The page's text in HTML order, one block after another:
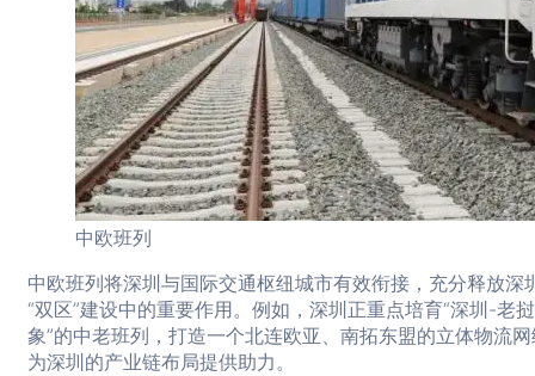
中欧班列
中欧班列将深圳与国际交通枢纽城市有效衔接，充分释放深
“双区”建设中的重要作用。例如，深圳正重点培育“深圳-老
象”的中老班列，打造一个北连欧亚、南拓东盟的立体物流
为深圳的产业链布局提供助力。